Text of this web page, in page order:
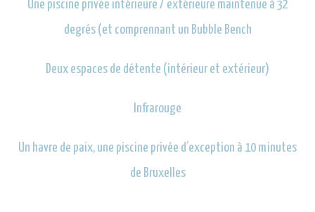
Une piscine privée intérieure / extérieure maintenue à 32
degrés (et comprennant un Bubble Bench
Deux espaces de détente (intérieur et extérieur)
Infrarouge
Un havre de paix, une piscine privée d’exception à 10 minutes
de Bruxelles